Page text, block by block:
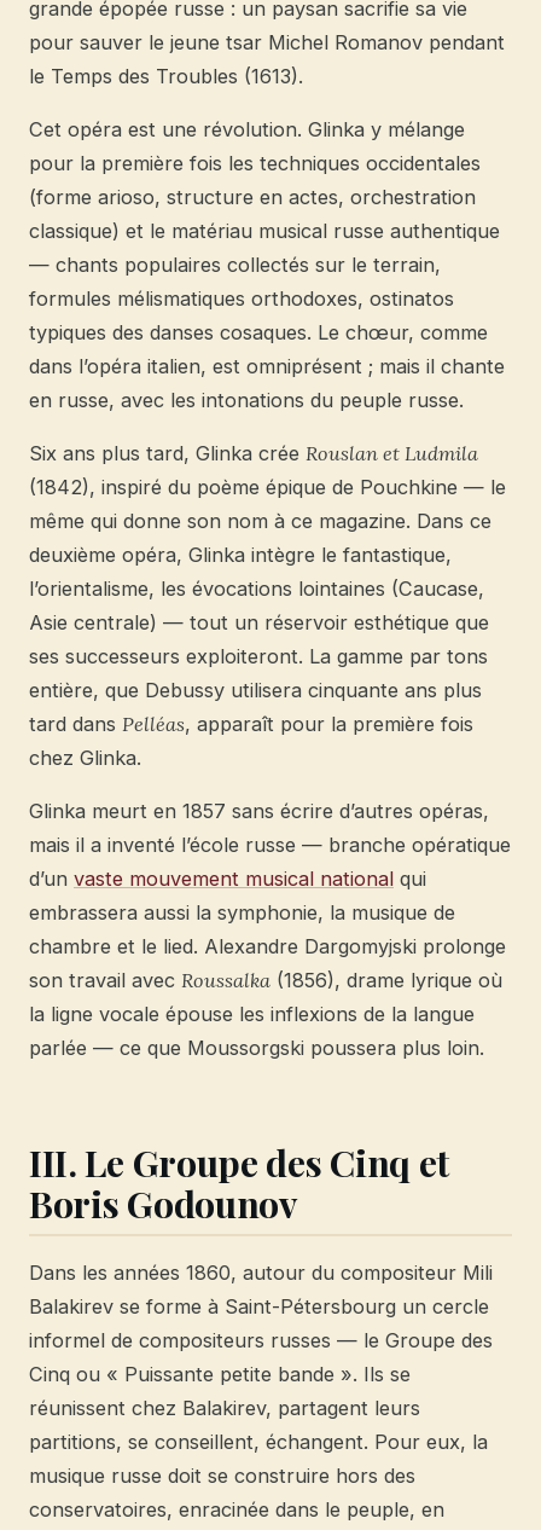
grande épopée russe : un paysan sacrifie sa vie
pour sauver le jeune tsar Michel Romanov pendant
le Temps des Troubles (1613).
Cet opéra est une révolution. Glinka y mélange
pour la première fois les techniques occidentales
(forme arioso, structure en actes, orchestration
classique) et le matériau musical russe authentique
— chants populaires collectés sur le terrain,
formules mélismatiques orthodoxes, ostinatos
typiques des danses cosaques. Le chœur, comme
dans l’opéra italien, est omniprésent ; mais il chante
en russe, avec les intonations du peuple russe.
Six ans plus tard, Glinka crée Rouslan et Ludmila
(1842), inspiré du poème épique de Pouchkine — le
même qui donne son nom à ce magazine. Dans ce
deuxième opéra, Glinka intègre le fantastique,
l’orientalisme, les évocations lointaines (Caucase,
Asie centrale) — tout un réservoir esthétique que
ses successeurs exploiteront. La gamme par tons
entière, que Debussy utilisera cinquante ans plus
tard dans Pelléas, apparaît pour la première fois
chez Glinka.
Glinka meurt en 1857 sans écrire d’autres opéras,
mais il a inventé l’école russe — branche opératique
d’un vaste mouvement musical national qui
embrassera aussi la symphonie, la musique de
chambre et le lied. Alexandre Dargomyjski prolonge
son travail avec Roussalka (1856), drame lyrique où
la ligne vocale épouse les inflexions de la langue
parlée — ce que Moussorgski poussera plus loin.
III. Le Groupe des Cinq et
Boris Godounov
Dans les années 1860, autour du compositeur Mili
Balakirev se forme à Saint-Pétersbourg un cercle
informel de compositeurs russes — le Groupe des
Cinq ou « Puissante petite bande ». Ils se
réunissent chez Balakirev, partagent leurs
partitions, se conseillent, échangent. Pour eux, la
musique russe doit se construire hors des
conservatoires, enracinée dans le peuple, en